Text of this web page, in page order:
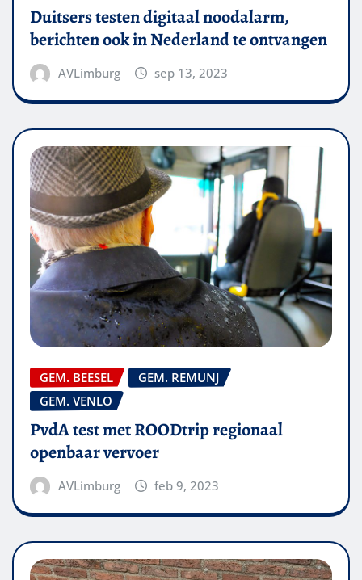
Duitsers testen digitaal noodalarm,
berichten ook in Nederland te ontvangen
AVLimburg sep 13, 2023
GEM. BEESEL
GEM. REMUNJ
GEM. VENLO
PvdA test met ROODtrip regionaal
openbaar vervoer
AVLimburg feb 9, 2023